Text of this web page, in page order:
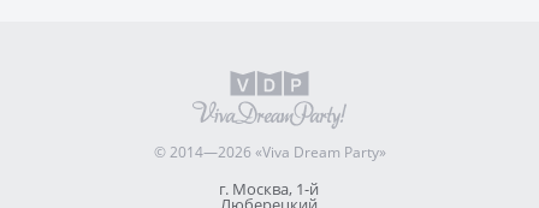
© 2014—2026 «Viva Dream Party»
г. Москва, 1-й